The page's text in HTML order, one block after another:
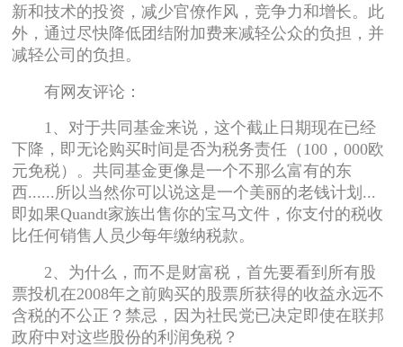
新和技术的投资，减少官僚作风，竞争力和增长。此
外，通过尽快降低团结附加费来减轻公众的负担，并
减轻公司的负担。
有网友评论：
1、对于共同基金来说，这个截止日期现在已经
下降，即无论购买时间是否为税务责任（100，000欧
元免税）。共同基金更像是一个不那么富有的东
西......所以当然你可以说这是一个美丽的老钱计划...
即如果Quandt家族出售你的宝马文件，你支付的税收
比任何销售人员少每年缴纳税款。
2、为什么，而不是财富税，首先要看到所有股
票投机在2008年之前购买的股票所获得的收益永远不
含税的不公正？禁忌，因为社民党已决定即使在联邦
政府中对这些股份的利润免税？